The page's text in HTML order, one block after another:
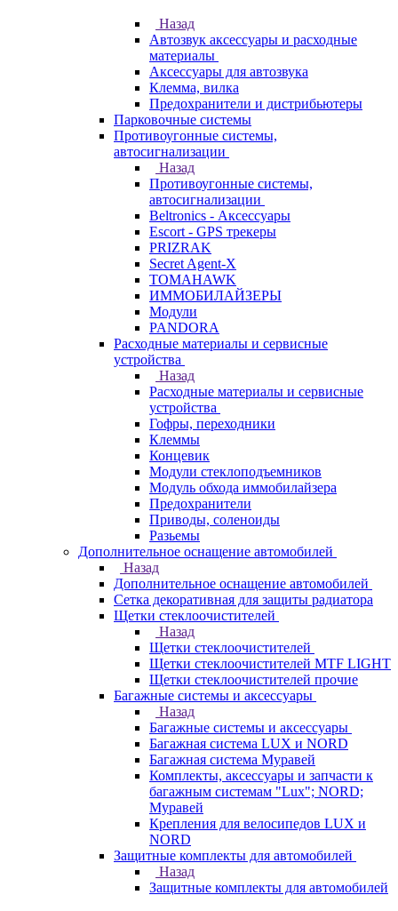
Назад
Автозвук аксессуары и расходные
материалы
Аксессуары для автозвука
Клемма, вилка
Предохранители и дистрибьютеры
Парковочные системы
Противоугонные системы,
автосигнализации
Назад
Противоугонные системы,
автосигнализации
Beltronics - Аксессуары
Escort - GPS трекеры
PRIZRAK
Secret Agent-X
TOMAHAWK
ИММОБИЛАЙЗЕРЫ
Модули
PANDORA
Расходные материалы и сервисные
устройства
Назад
Расходные материалы и сервисные
устройства
Гофры, переходники
Клеммы
Концевик
Модули стеклоподъемников
Модуль обхода иммобилайзера
Предохранители
Приводы, соленоиды
Разьемы
Дополнительное оснащение автомобилей
Назад
Дополнительное оснащение автомобилей
Сетка декоративная для защиты радиатора
Щетки стеклоочистителей
Назад
Щетки стеклоочистителей
Щетки стеклоочистителей MTF LIGHT
Щетки стеклоочистителей прочие
Багажные системы и аксессуары
Назад
Багажные системы и аксессуары
Багажная система LUX и NORD
Багажная система Муравей
Комплекты, аксессуары и запчасти к
багажным системам "Lux"; NORD;
Муравей
Крепления для велосипедов LUX и
NORD
Защитные комплекты для автомобилей
Назад
Защитные комплекты для автомобилей